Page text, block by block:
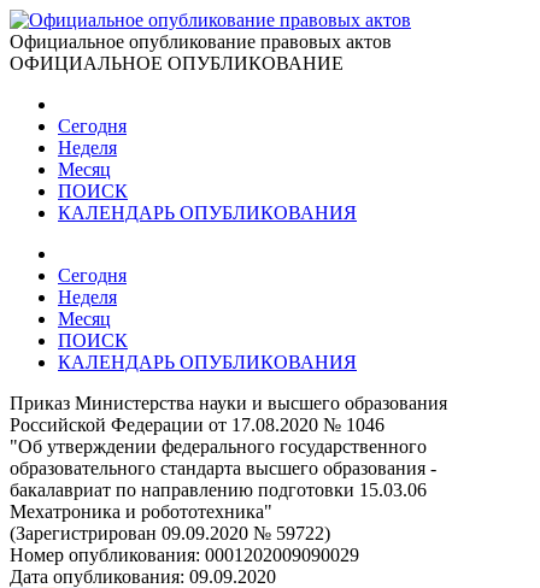
Официальное опубликование правовых актов
ОФИЦИАЛЬНОЕ ОПУБЛИКОВАНИЕ
Сегодня
Неделя
Месяц
ПОИСК
КАЛЕНДАРЬ ОПУБЛИКОВАНИЯ
Сегодня
Неделя
Месяц
ПОИСК
КАЛЕНДАРЬ ОПУБЛИКОВАНИЯ
Приказ Министерства науки и высшего образования
Российской Федерации от 17.08.2020 № 1046
"Об утверждении федерального государственного
образовательного стандарта высшего образования -
бакалавриат по направлению подготовки 15.03.06
Мехатроника и робототехника"
(Зарегистрирован 09.09.2020 № 59722)
Номер опубликования: 0001202009090029
Дата опубликования: 09.09.2020